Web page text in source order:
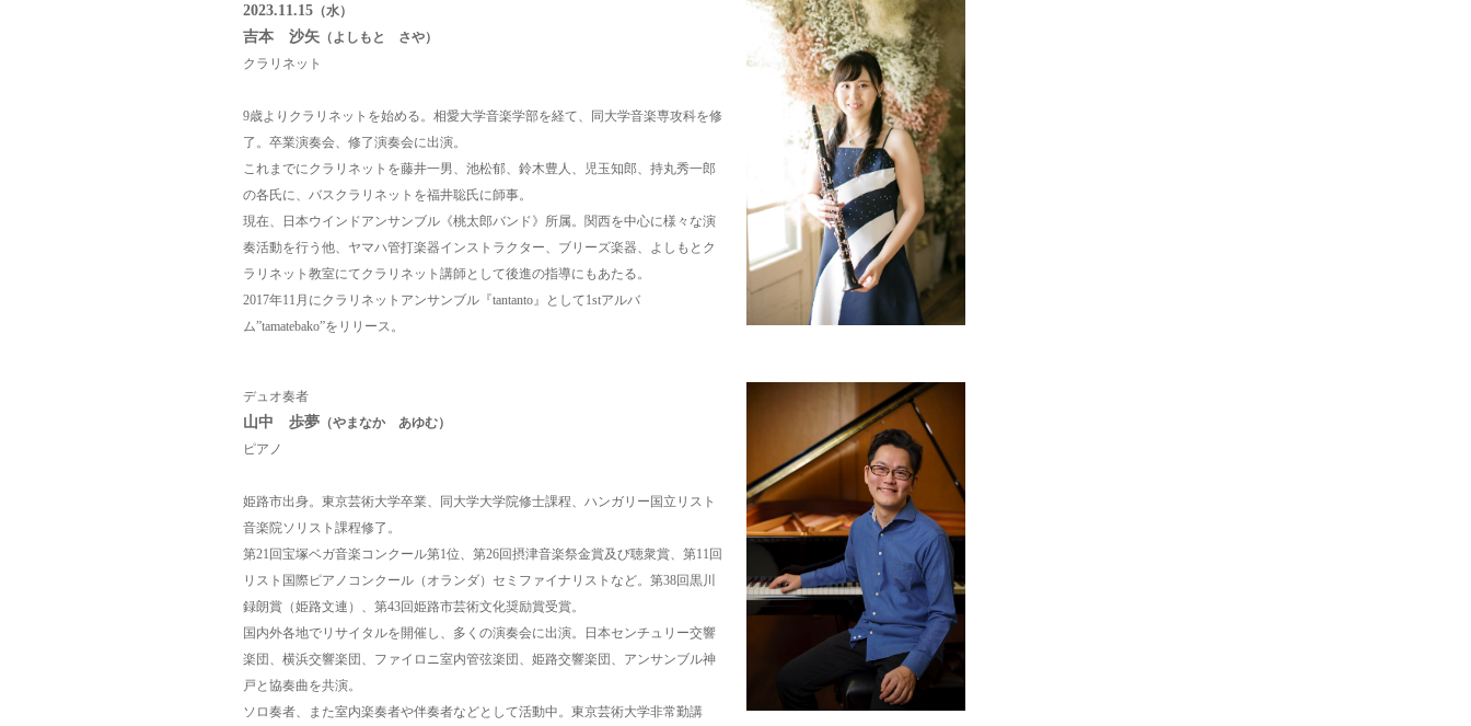
2023.11.15 （水）
吉本 沙矢 （よしもと さや）
クラリネット
9歳よりクラリネットを始める。相愛大学音楽学部を経て、同大学音楽専攻科を修
了。卒業演奏会、修了演奏会に出演。
これまでにクラリネットを藤井一男、池松郁、鈴木豊人、児玉知郎、持丸秀一郎
の各氏に、バスクラリネットを福井聡氏に師事。
現在、日本ウインドアンサンブル《桃太郎バンド》所属。関西を中心に様々な演
奏活動を行う他、ヤマハ管打楽器インストラクター、ブリーズ楽器、よしもとク
ラリネット教室にてクラリネット講師として後進の指導にもあたる。
2017年11月にクラリネットアンサンブル『tantanto』として1stアルバ
ム”tamatebako”をリリース。
デュオ奏者
山中 歩夢 （やまなか あゆむ）
ピアノ
姫路市出身。東京芸術大学卒業、同大学大学院修士課程、ハンガリー国立リスト
音楽院ソリスト課程修了。
第21回宝塚ベガ音楽コンクール第1位、第26回摂津音楽祭金賞及び聴衆賞、第11回
リスト国際ピアノコンクール（オランダ）セミファイナリストなど。第38回黒川
録朗賞（姫路文連）、第43回姫路市芸術文化奨励賞受賞。
国内外各地でリサイタルを開催し、多くの演奏会に出演。日本センチュリー交響
楽団、横浜交響楽団、ファイロニ室内管弦楽団、姫路交響楽団、アンサンブル神
戸と協奏曲を共演。
ソロ奏者、また室内楽奏者や伴奏者などとして活動中。東京芸術大学非常勤講